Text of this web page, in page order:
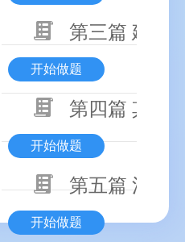
第三篇 建筑
开始做题
第四篇 其他
开始做题
第五篇 消防
开始做题